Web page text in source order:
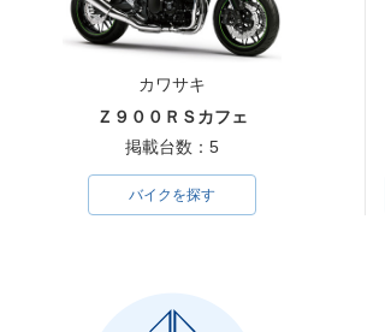
カワサキ
Ｚ９００ＲＳカフェ
掲載台数：5
バイクを探す